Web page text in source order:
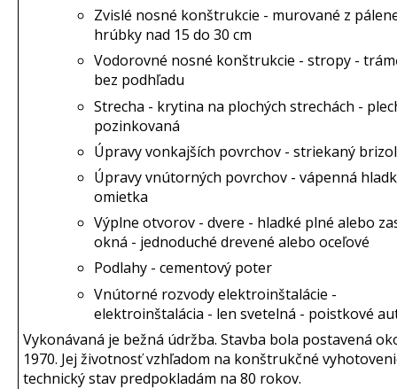
Zvislé nosné konštrukcie - murované z
hrúbky nad 15 do 30 cm
Vodorovné nosné konštrukcie - stropy -
bez podhľadu
Strecha - krytina na plochých strechách -
pozinkovaná
Úpravy vonkajších povrchov - striekaný
Úpravy vnútorných povrchov - vápenná
omietka
Výplne otvorov - dvere - hladké plné alebo
okná - jednoduché drevené alebo oceľové
Podlahy - cementový poter
Vnútorné rozvody elektroinštalácie -
elektroinštalácia - len svetelná - poistkové
Vykonávaná je bežná údržba. Stavba bola postavená
1970. Jej životnosť vzhľadom na konštrukčné
technický stav predpokladám na 80 rokov.